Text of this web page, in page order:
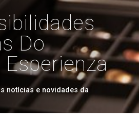
Do
Esperienza
notícias e novidades da